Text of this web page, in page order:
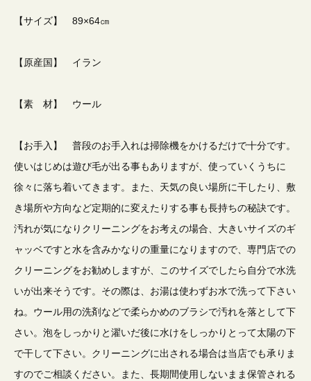
【サイズ】 89×64㎝
【原産国】 イラン
【素 材】 ウール
【お手入】 普段のお手入れは掃除機をかけるだけで十分です。
使いはじめは遊び毛が出る事もありますが、使っていくうちに
徐々に落ち着いてきます。また、天気の良い場所に干したり、敷
き場所や方向など定期的に変えたりする事も長持ちの秘訣です。
汚れが気になりクリーニングをお考えの場合、大きいサイズのギ
ャッベですと水を含みかなりの重量になりますので、専門店での
クリーニングをお勧めしますが、このサイズでしたら自分で水洗
いが出来そうです。その際は、お湯は使わずお水で洗って下さい
ね。ウール用の洗剤などで柔らかめのブラシで汚れを落として下
さい。泡をしっかりと濯いだ後に水けをしっかりとって太陽の下
で干して下さい。クリーニングに出される場合は当店でも承りま
すのでご相談ください。また、長期間使用しないまま保管される